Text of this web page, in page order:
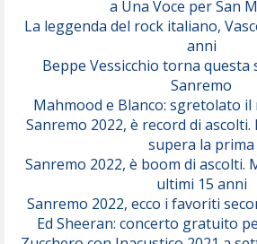
a Una Voce per San
La leggenda del rock italiano,
anni
Beppe Vessicchio torna questa
Sanremo
Mahmood e Blanco: sgretolato
Sanremo 2022, è record di ascolti.
supera la prima
Sanremo 2022, è boom di ascolti.
ultimi 15 anni
Sanremo 2022, ecco i favoriti
Ed Sheeran: concerto gratuito